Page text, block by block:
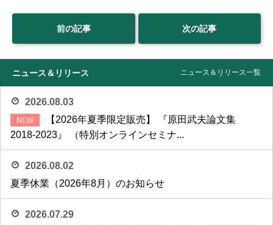
前の記事 次の記事
ニュース＆リリース ニュース＆リリース一覧
2026.08.03
【2026年夏季限定販売】 『原田武夫論文集
2018-2023』 （特別オンラインセミナ...
2026.08.02
夏季休業（2026年8月）のお知らせ
2026.07.29